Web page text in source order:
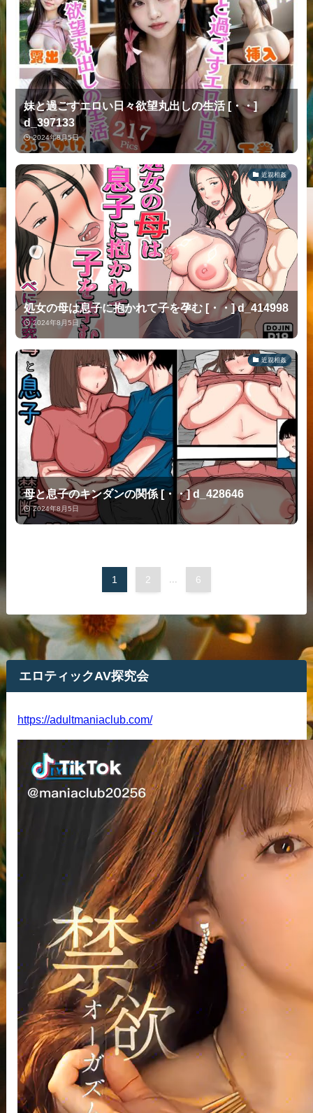
妹と過ごすエロい日々欲望丸出しの生活 [・・]
d_397133
2024年8月5日
近親相姦
処女の母は息子に抱かれて子を孕む [・・] d_414998
2024年8月5日
近親相姦
母と息子のキンダンの関係 [・・] d_428646
2024年8月5日
1 2 6
エロティックAV探究会
https://adultmaniaclub.com/